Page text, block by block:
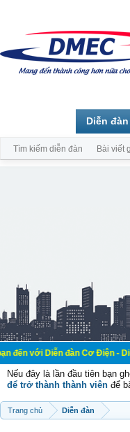
đàn Cơ Điện - Diễn đàn
Nếu đây là lần đầu tiên bạn
để trở thành thành viên để
Trang chủ Diễn đàn
Diễn đàn
Tìm kiếm diễn đàn Bài viết